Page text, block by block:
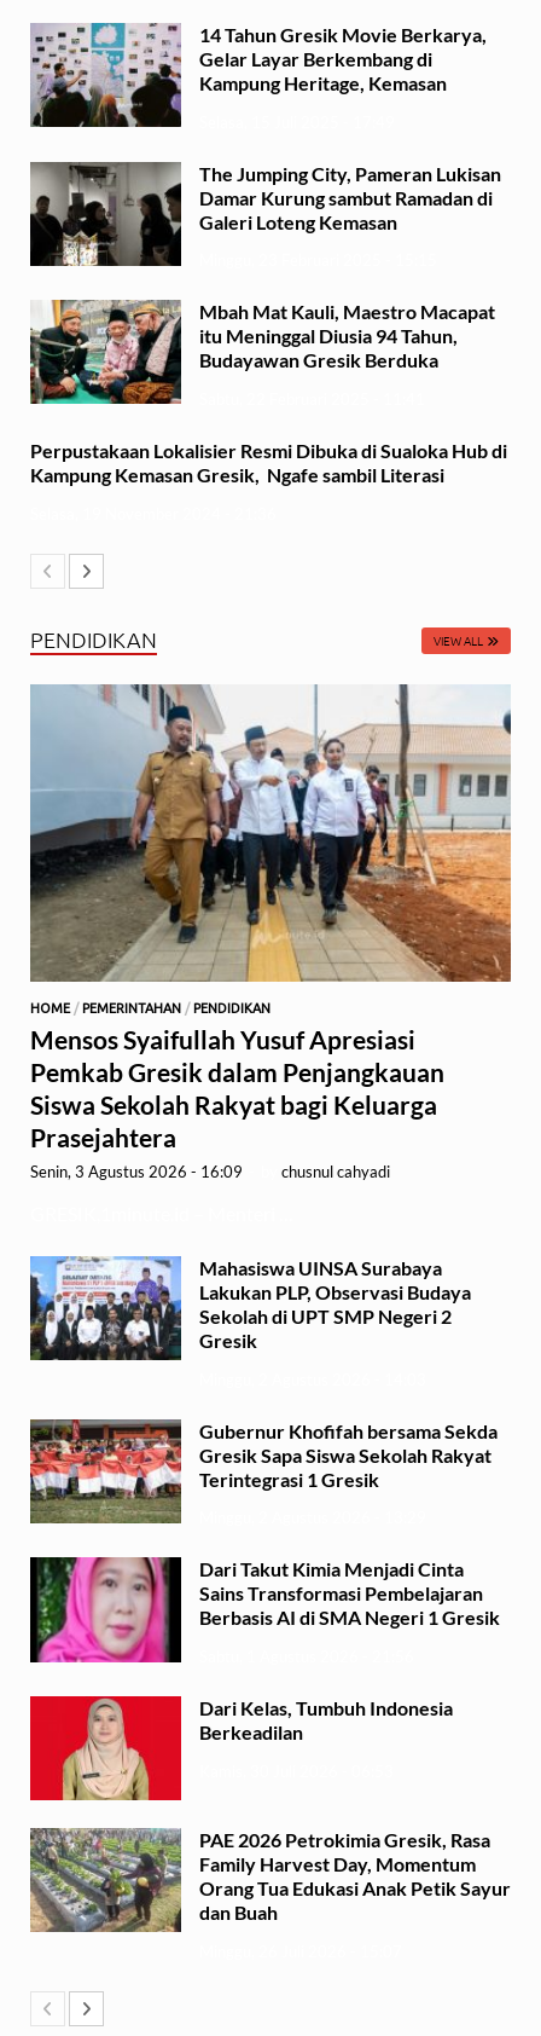
14 Tahun Gresik Movie Berkarya,
Gelar Layar Berkembang di
Kampung Heritage, Kemasan
The Jumping City, Pameran Lukisan
Damar Kurung sambut Ramadan di
Galeri Loteng Kemasan
Mbah Mat Kauli, Maestro Macapat
itu Meninggal Diusia 94 Tahun,
Budayawan Gresik Berduka
Perpustakaan Lokalisier Resmi Dibuka di Sualoka Hub di
Kampung Kemasan Gresik, Ngafe sambil Literasi
PENDIDIKAN VIEW ALL
HOME /PEMERINTAHAN /PENDIDIKAN
Mensos Syaifullah Yusuf Apresiasi
Pemkab Gresik dalam Penjangkauan
Siswa Sekolah Rakyat bagi Keluarga
Prasejahtera
Senin, 3 Agustus 2026 - 16:09 chusnul cahyadi
Mahasiswa UINSA Surabaya
Lakukan PLP, Observasi Budaya
Sekolah di UPT SMP Negeri 2
Gresik
Gubernur Khofifah bersama Sekda
Gresik Sapa Siswa Sekolah Rakyat
Terintegrasi 1 Gresik
Dari Takut Kimia Menjadi Cinta
Sains Transformasi Pembelajaran
Berbasis AI di SMA Negeri 1 Gresik
Dari Kelas, Tumbuh Indonesia
Berkeadilan
PAE 2026 Petrokimia Gresik, Rasa
Family Harvest Day, Momentum
Orang Tua Edukasi Anak Petik Sayur
dan Buah